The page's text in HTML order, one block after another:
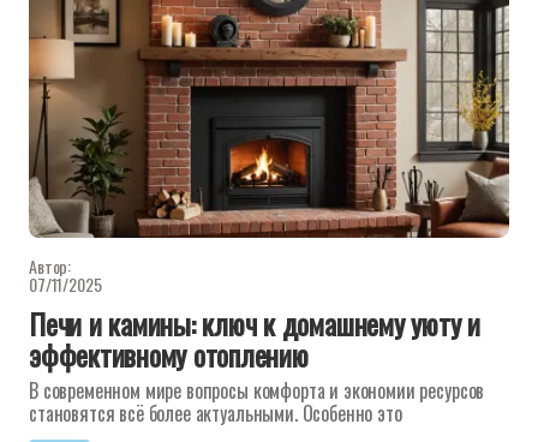
Автор:
07/11/2025
Печи и камины: ключ к домашнему уюту и
эффективному отоплению
В современном мире вопросы комфорта и экономии ресурсов
становятся всё более актуальными. Особенно это